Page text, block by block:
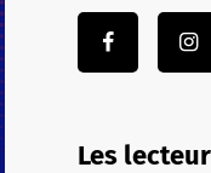
Les